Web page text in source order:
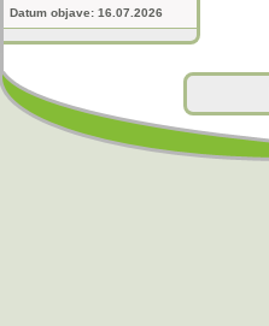
Datum objave: 16.07.2026